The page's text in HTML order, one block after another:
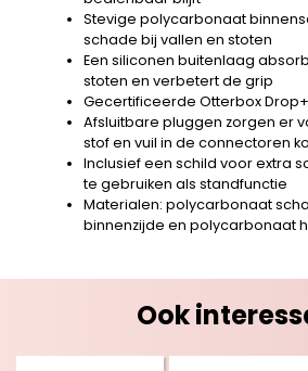
Stevige polycarbonaat
schade bij vallen en stoten
Een siliconen buitenlaag
stoten en verbetert de grip
Gecertificeerde Otterbox
Afsluitbare pluggen zorgen er
stof en vuil in de connectoren
Inclusief een schild voor extra
te gebruiken als standfunctie
Materialen: polycarbonaat
binnenzijde en polycarbonaat
Ook